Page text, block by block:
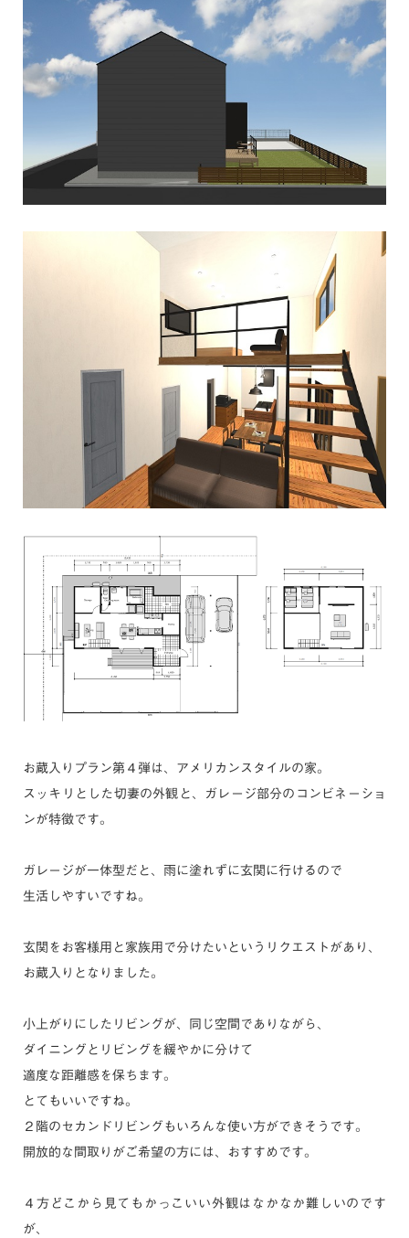
お蔵入りプラン第４弾は、アメリカンスタイルの家。
スッキリとした切妻の外観と、ガレージ部分のコンビネーショ
ンが特徴です。
ガレージが一体型だと、雨に塗れずに玄関に行けるので
生活しやすいですね。
玄関をお客様用と家族用で分けたいというリクエストがあり、
お蔵入りとなりました。
小上がりにしたリビングが、同じ空間でありながら、
ダイニングとリビングを緩やかに分けて
適度な距離感を保ちます。
とてもいいですね。
２階のセカンドリビングもいろんな使い方ができそうです。
開放的な間取りがご希望の方には、おすすめです。
４方どこから見てもかっこいい外観はなかなか難しいのです
が、